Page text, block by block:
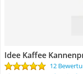
Idee Kaffee
12